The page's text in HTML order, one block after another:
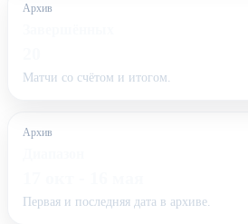
Архив
Матчи со счётом и итогом.
Архив
Первая и последняя дата в архиве.